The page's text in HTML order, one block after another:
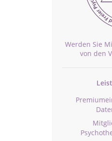
Werden Sie
von den